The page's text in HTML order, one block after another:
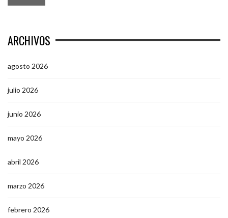
ARCHIVOS
agosto 2026
julio 2026
junio 2026
mayo 2026
abril 2026
marzo 2026
febrero 2026